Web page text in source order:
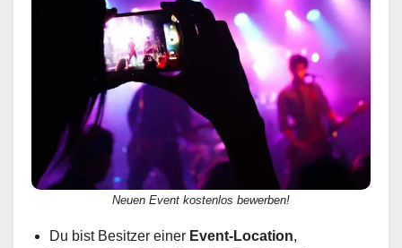
Neuen Event kostenlos bewerben!
Du bist Besitzer einer Event-Location,